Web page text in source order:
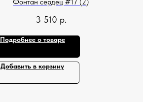
Фонтан сердец #17 (2)
3 510 р.
Подробнее о товаре
Добавить в корзину